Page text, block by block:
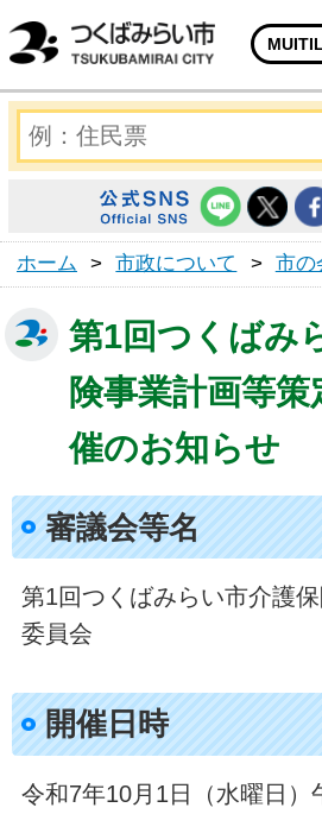
ホーム > 市政について > 市の
第1回つくばみ
険事業計画等策
催のお知らせ
審議会等名
第1回つくばみらい市介護
委員会
開催日時​
令和7年10月1日（水曜日）